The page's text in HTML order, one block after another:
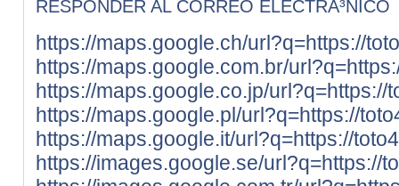
RESPONDER AL CORREO ELECTRÃ³NICO
https://maps.google.ch/url?q=https://
https://maps.google.com.br/
https://maps.google.co.jp/url?q=https://
https://maps.google.pl/url?q=https://
https://maps.google.it/url?q=https://
https://images.google.se/url?q=https://